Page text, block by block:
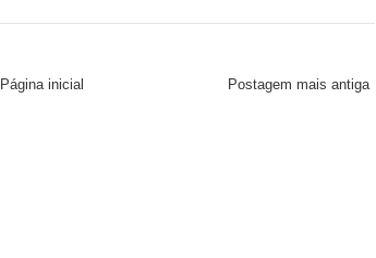
Postagem mais antiga
Página inicial